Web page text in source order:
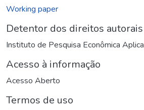
Working paper
Detentor dos direitos autorais
Instituto de Pesquisa Econômica
Acesso à informação
Acesso Aberto
Termos de uso